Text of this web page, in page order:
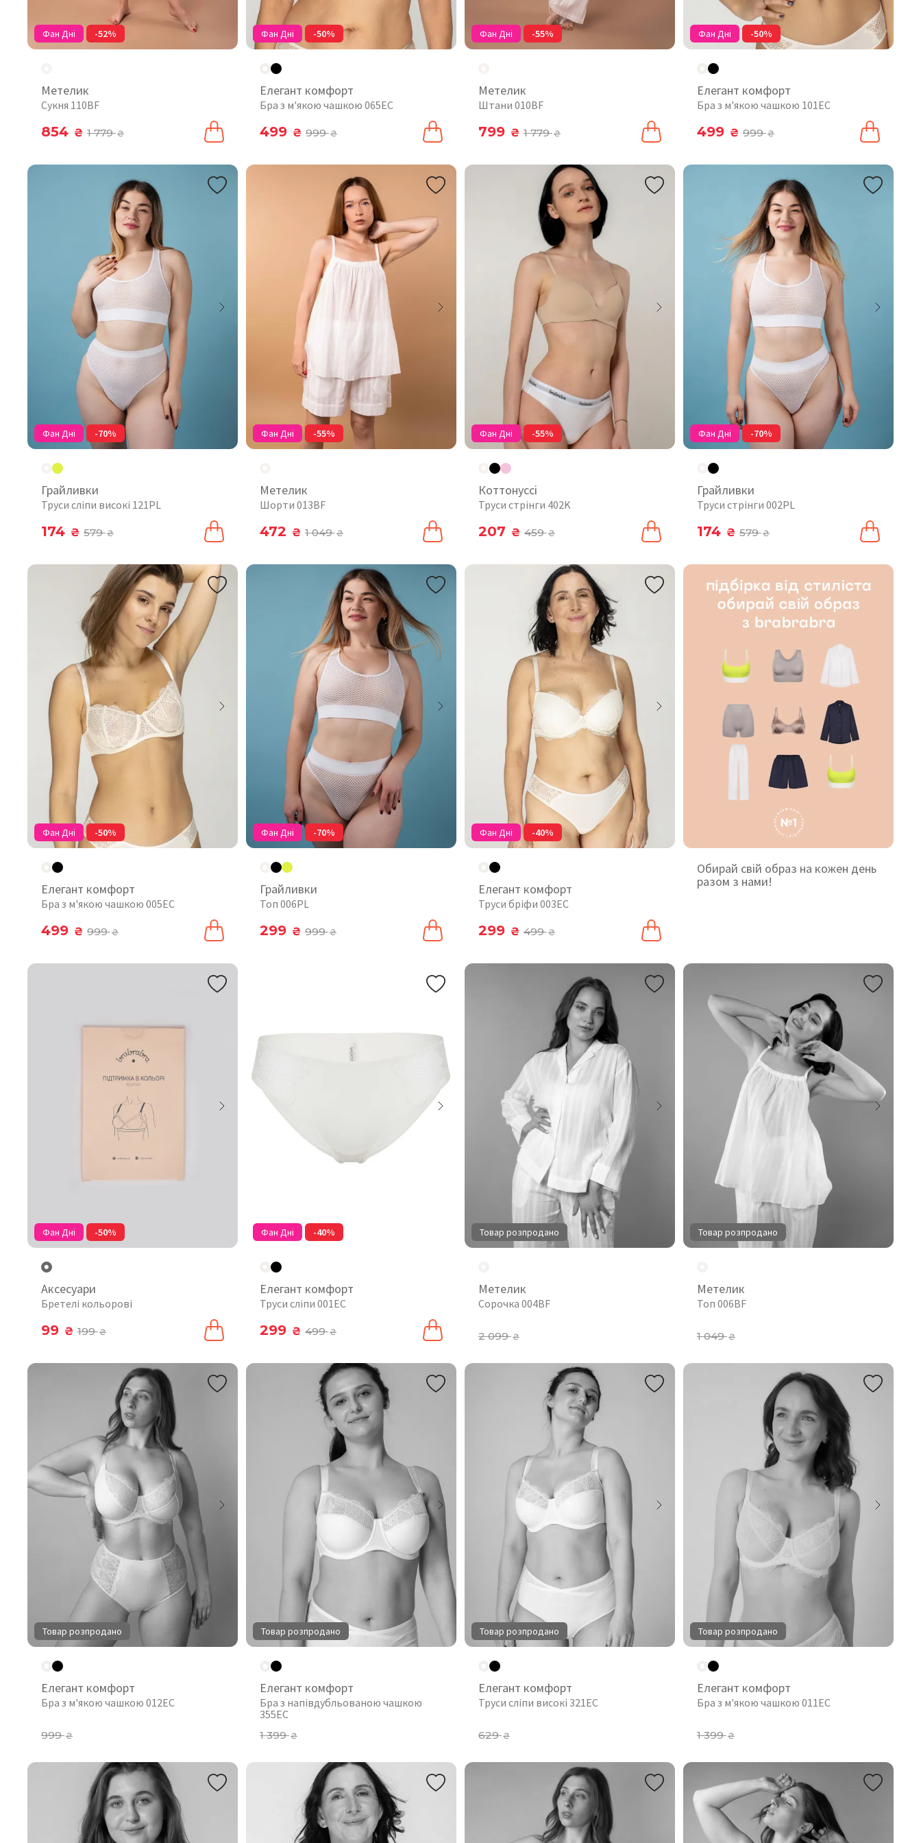
Фан Дні -52%
Метелик
Сукня 110BF
854 ₴ 1 779₴
Фан Дні -50%
Елегант комфорт
Бра з м'якою чашкою 065EC
499 ₴ 999₴
Фан Дні -55%
Метелик
Штани 010BF
799 ₴ 1 779₴
Фан Дні -50%
Елегант комфорт
Бра з м'якою чашкою 101EC
499 ₴ 999₴
Фан Дні -70%
Грайливки
Труси сліпи високі 121PL
174 ₴ 579₴
Фан Дні -55%
Метелик
Шорти 013BF
472 ₴ 1 049₴
Фан Дні -55%
Коттонуссі
Труси стрінги 402K
207 ₴ 459₴
Фан Дні -70%
Грайливки
Труси стрінги 002PL
174 ₴ 579₴
Фан Дні -50%
Елегант комфорт
Бра з м'якою чашкою 005EC
499 ₴ 999₴
Фан Дні -70%
Грайливки
Топ 006PL
299 ₴ 999₴
Фан Дні -40%
Елегант комфорт
Труси бріфи 003EC
299 ₴ 499₴
Обирай свій образ на кожен день
разом з нами!
Фан Дні -50%
Аксесуари
Бретелі кольорові
99 ₴ 199₴
Фан Дні -40%
Елегант комфорт
Труси сліпи 001EC
299 ₴ 499₴
Товар розпродано
Метелик
Сорочка 004BF
2 099₴
Товар розпродано
Метелик
Топ 006BF
1 049₴
Товар розпродано
Елегант комфорт
Бра з м'якою чашкою 012EC
999₴
Товар розпродано
Елегант комфорт
Бра з напівдубльованою чашкою
355EC
1 399₴
Товар розпродано
Елегант комфорт
Труси сліпи високі 321EC
629₴
Товар розпродано
Елегант комфорт
Бра з м'якою чашкою 011EC
1 399₴